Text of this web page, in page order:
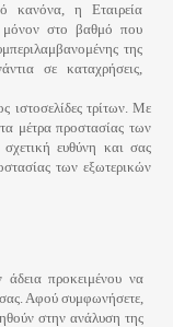
κανόνα, η Εταιρεία
μόνον στο βαθμό που
της
σε καταχρήσεις,
ιστοσελίδες τρίτων. Με
μέτρα προστασίας των
ευθύνη και σας
των εξωτερικών
προκειμένου να
Αφού συμφωνήσετε,
στην ανάλυση της